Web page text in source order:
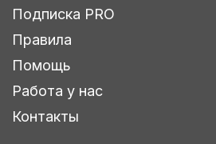
Подписка PRO
Правила
Помощь
Работа у нас
Контакты